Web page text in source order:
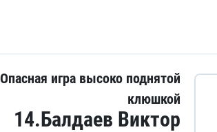
Опасная игра высоко поднятой
клюшкой
14.Балдаев Виктор